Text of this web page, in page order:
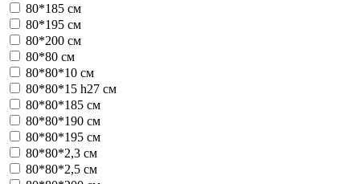
80*185 см
80*195 см
80*200 см
80*80 см
80*80*10 см
80*80*15 h27 см
80*80*185 см
80*80*190 см
80*80*195 см
80*80*2,3 см
80*80*2,5 см